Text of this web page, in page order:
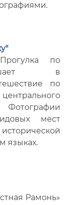
по
в
по
мест
языках.
Рамонь»